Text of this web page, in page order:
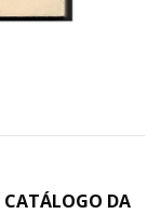
CATÁLOGO DA